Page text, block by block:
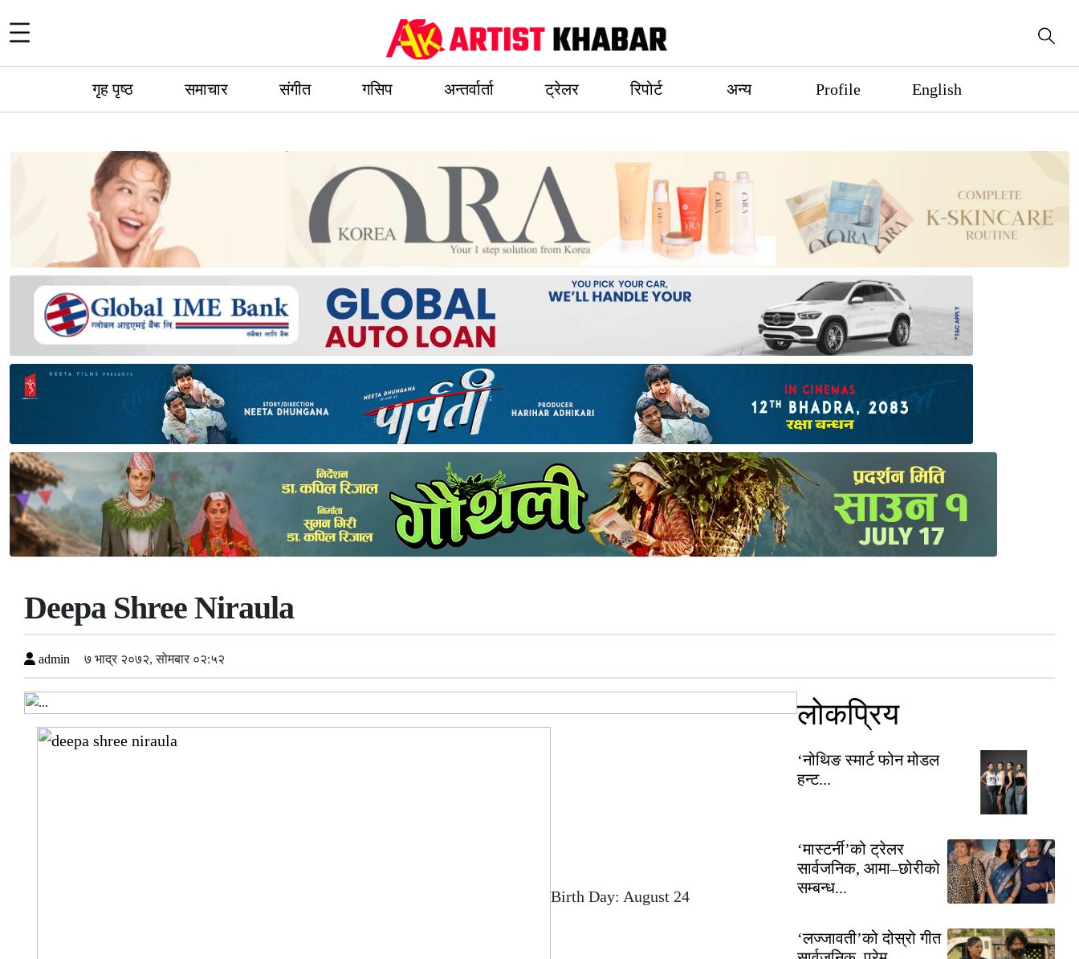
गृह पृष्ठ समाचार संगीत गसिप अन्तर्वार्ता ट्रेलर रिपोर्ट अन्य Profile English
Deepa Shree Niraula
admin ७ भाद्र २०७२, सोमबार ०२:५२
Birth Day: August 24
लोकप्रिय
‘नोथिङ स्मार्ट फोन मोडल
हन्ट...
‘मास्टर्नी’को ट्रेलर
सार्वजनिक, आमा–छोरीको
सम्बन्ध...
‘लज्जावती’को दोस्रो गीत